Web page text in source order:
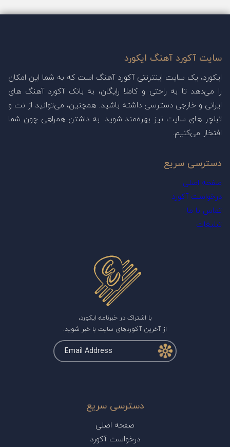
سایت آکورد آهنگ ایکورد
ایکورد، یک سایت اینترنتی آکورد آهنگ است که به شما این امکان
را می‌دهد تا به راحتی و کاملا رایگان، به بانک آکورد آهنگ های
ایرانی و خارجی دسترسی داشته باشید. همچنین، می‌توانید از نت و
تبلچر های سایت نیز بهره‌مند شوید. به داشتن همراهی چون شما
افتخار می‌کنیم.
دسترسی سریع
صفحه اصلی
درخواست آکورد
تماس با ما
تبلیغات
با اشتراک در خبرنامه ایکورد،
از آخرین آکوردهای سایت با خبر شوید.
دسترسی سریع
صفحه اصلی
درخواست آکورد